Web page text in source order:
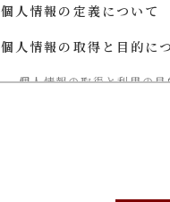
個人情報の定義について
個人情報の取得と目的に
個人情報の取得と利用の
②お問い合わせに対する